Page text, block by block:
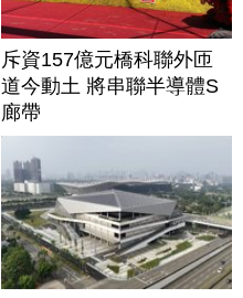
斥資157億元橋科聯外匝
道今動土 將串聯半導體S
廊帶